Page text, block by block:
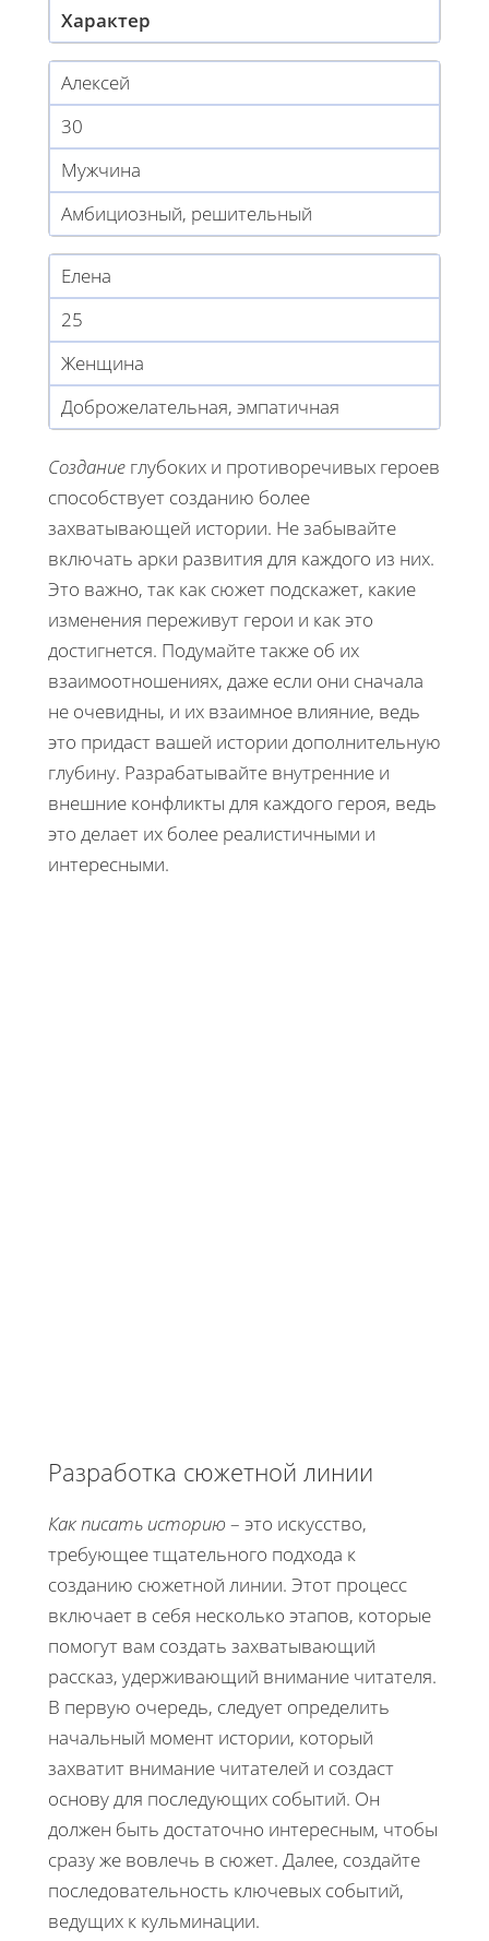
Характер
Алексей
30
Мужчина
Амбициозный, решительный
Елена
25
Женщина
Доброжелательная, эмпатичная
Создание глубоких и противоречивых героев
способствует созданию более
захватывающей истории. Не забывайте
включать арки развития для каждого из них.
Это важно, так как сюжет подскажет, какие
изменения переживут герои и как это
достигнется. Подумайте также об их
взаимоотношениях, даже если они сначала
не очевидны, и их взаимное влияние, ведь
это придаст вашей истории дополнительную
глубину. Разрабатывайте внутренние и
внешние конфликты для каждого героя, ведь
это делает их более реалистичными и
интересными.
Разработка сюжетной линии
Как писать историю – это искусство,
требующее тщательного подхода к
созданию сюжетной линии. Этот процесс
включает в себя несколько этапов, которые
помогут вам создать захватывающий
рассказ, удерживающий внимание читателя.
В первую очередь, следует определить
начальный момент истории, который
захватит внимание читателей и создаст
основу для последующих событий. Он
должен быть достаточно интересным, чтобы
сразу же вовлечь в сюжет. Далее, создайте
последовательность ключевых событий,
ведущих к кульминации.